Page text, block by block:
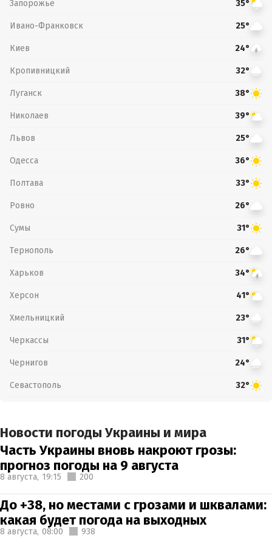
Запорожье 35°
Ивано-Франковск 25°
Киев 24°
Кропивницкий 32°
Луганск 38°
Николаев 39°
Львов 25°
Одесса 36°
Полтава 33°
Ровно 26°
Сумы 31°
Тернополь 26°
Харьков 34°
Херсон 41°
Хмельницкий 23°
Черкассы 31°
Чернигов 24°
Севастополь 32°
Новости погоды Украины и мира
Часть Украины вновь накроют грозы:
прогноз погоды на 9 августа
8 августа, 19:15 200
До +38, но местами с грозами и шквалами:
какая будет погода на выходных
8 августа, 08:00 938